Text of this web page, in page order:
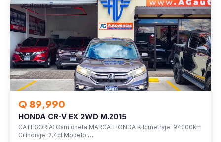
VEHÍCULOS
Q 89,990
HONDA CR-V EX 2WD M.2015
CATEGORÍA: Camioneta MARCA: HONDA Kilometraje: 94000km
Cilindraje: 2.4cl Modelo:…